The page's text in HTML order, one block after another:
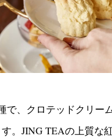
で、クロテッドクリー
。JING TEAの上質な